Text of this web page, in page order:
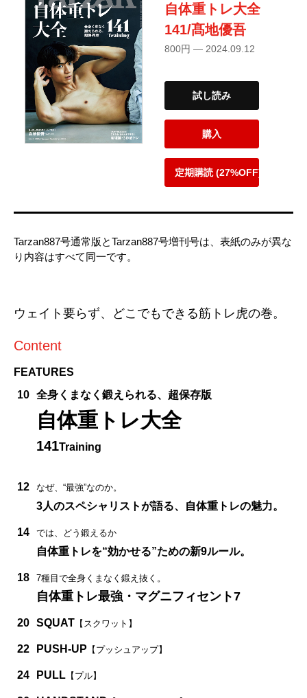
自体重トレ大全
141/髙地優吾
800円 — 2024.09.12
試し読み
購入
定期購読 (27%OFF)
Tarzan887号通常版とTarzan887号増刊号は、表紙のみが異な
り内容はすべて同一です。
ウェイト要らず、どこでもできる筋トレ虎の巻。
Content
FEATURES
10 全身くまなく鍛えられる、超保存版
自体重トレ大全
141Training
12 なぜ、“最強”なのか。
3人のスペシャリストが語る、自体重トレの魅力。
14 では、どう鍛えるか
自体重トレを“効かせる”ための新9ルール。
18 7種目で全身くまなく鍛え抜く。
自体重トレ最強・マグニフィセント7
20 SQUAT 【スクワット】
22 PUSH-UP 【プッシュアップ】
24 PULL 【プル】